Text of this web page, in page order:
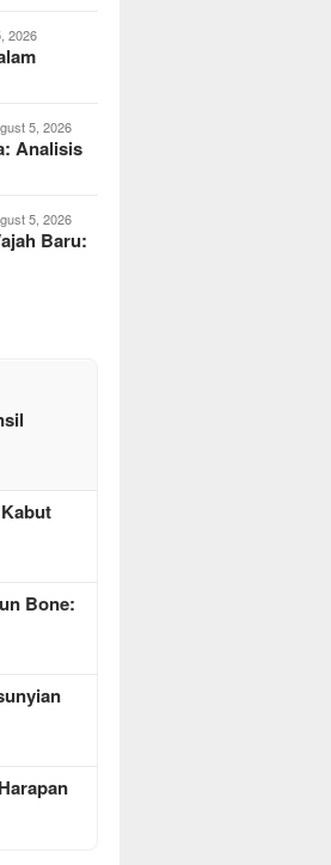
2026
5, 2026
Analisis
5, 2026
Baru:
Bone: